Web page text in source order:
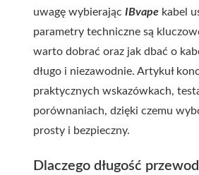
uwagę wybierając IBvape kabel
parametry techniczne są
warto dobrać oraz jak dbać o
długo i niezawodnie. Artykuł
praktycznych wskazówkach,
porównaniach, dzięki czemu
prosty i bezpieczny.
Dlaczego długość